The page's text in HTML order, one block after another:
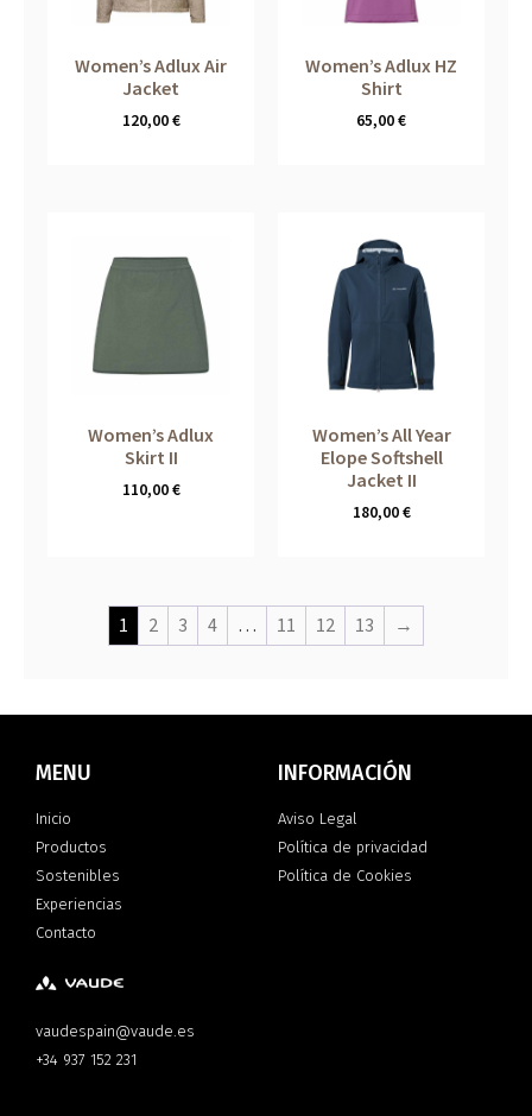
Women’s Adlux Air
Jacket
120,00€
Women’s Adlux HZ
Shirt
65,00€
Women’s Adlux
Skirt II
110,00€
Women’s All Year
Elope Softshell
Jacket II
180,00€
1 2 3 4 … 11 12 13 →
MENU
Inicio
Productos
Sostenibles
Experiencias
Contacto
INFORMACIÓN
Aviso Legal
Política de privacidad
Política de Cookies
vaudespain@vaude.es
+34 937 152 231